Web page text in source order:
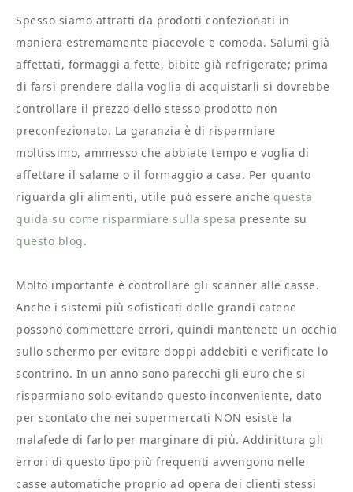
Spesso siamo attratti da prodotti confezionati in
maniera estremamente piacevole e comoda. Salumi già
affettati, formaggi a fette, bibite già refrigerate; prima
di farsi prendere dalla voglia di acquistarli si dovrebbe
controllare il prezzo dello stesso prodotto non
preconfezionato. La garanzia è di risparmiare
moltissimo, ammesso che abbiate tempo e voglia di
affettare il salame o il formaggio a casa. Per quanto
riguarda gli alimenti, utile può essere anche questa
guida su come risparmiare sulla spesa presente su
questo blog.
Molto importante è controllare gli scanner alle casse.
Anche i sistemi più sofisticati delle grandi catene
possono commettere errori, quindi mantenete un occhio
sullo schermo per evitare doppi addebiti e verificate lo
scontrino. In un anno sono parecchi gli euro che si
risparmiano solo evitando questo inconveniente, dato
per scontato che nei supermercati NON esiste la
malafede di farlo per marginare di più. Addirittura gli
errori di questo tipo più frequenti avvengono nelle
casse automatiche proprio ad opera dei clienti stessi